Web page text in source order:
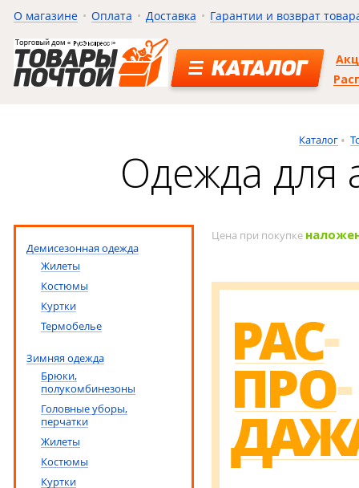
О магазине Оплата Доставка Гарантии и возврат
КАТАЛОГ
Каталог
Одежда для
Демисезонная одежда
Жилеты
Костюмы
Куртки
Термобелье
Зимняя одежда
Брюки,
полукомбинезоны
Головные уборы,
перчатки
Жилеты
Костюмы
Куртки
Цена при покупке